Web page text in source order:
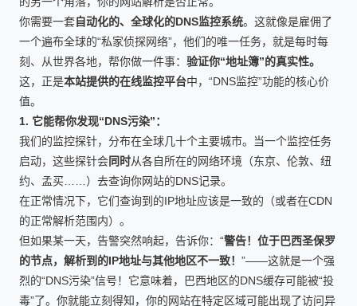
你需要一套自动化的、全球化的DNS监控系统。这就像是雇佣了
一个遍布全球的“私家侦探网络”，他们的唯一任务，就是每时每
刻、从世界各地，帮你做一件事： 验证你“地址簿”的真实性。
这，正是本站提供的在线监控平台中，“DNS监控”功能的核心价
值。
1. 它能帮你发现“DNS污染”：
我们的监控探针，分布在全球几十个主要城市。当一个监控任务
启动，这些探针会同时从各自所在的网络环境（东京、伦敦、纽
约、孟买……）去查询你网站的DNS记录。
在正常情况下，它们查询到的IP地址应该是一致的（或者在CDN
的正常解析范围内）。
但如果某一天，告警突然响起，告诉你：“警告！位于巴西圣保罗
的节点，解析到的IP地址与其他地区不一致！ ”——这就是一个强
烈的“DNS污染”信号！它意味着，巴西地区的DNS缓存可能被“投
毒”了。你就能立刻得知，你的网站在特定区域可能出现了访问异